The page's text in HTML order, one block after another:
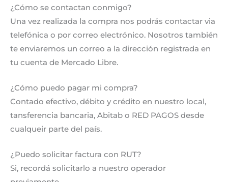
¿Cómo se contactan conmigo?
Una vez realizada la compra nos podrás contactar via
telefónica o por correo electrónico. Nosotros también
te enviaremos un correo a la dirección registrada en
tu cuenta de Mercado Libre.
¿Cómo puedo pagar mi compra?
Contado efectivo, débito y crédito en nuestro local,
tansferencia bancaria, Abitab o RED PAGOS desde
cualqueir parte del país.
¿Puedo solicitar factura con RUT?
Si, recordá solicitarlo a nuestro operador